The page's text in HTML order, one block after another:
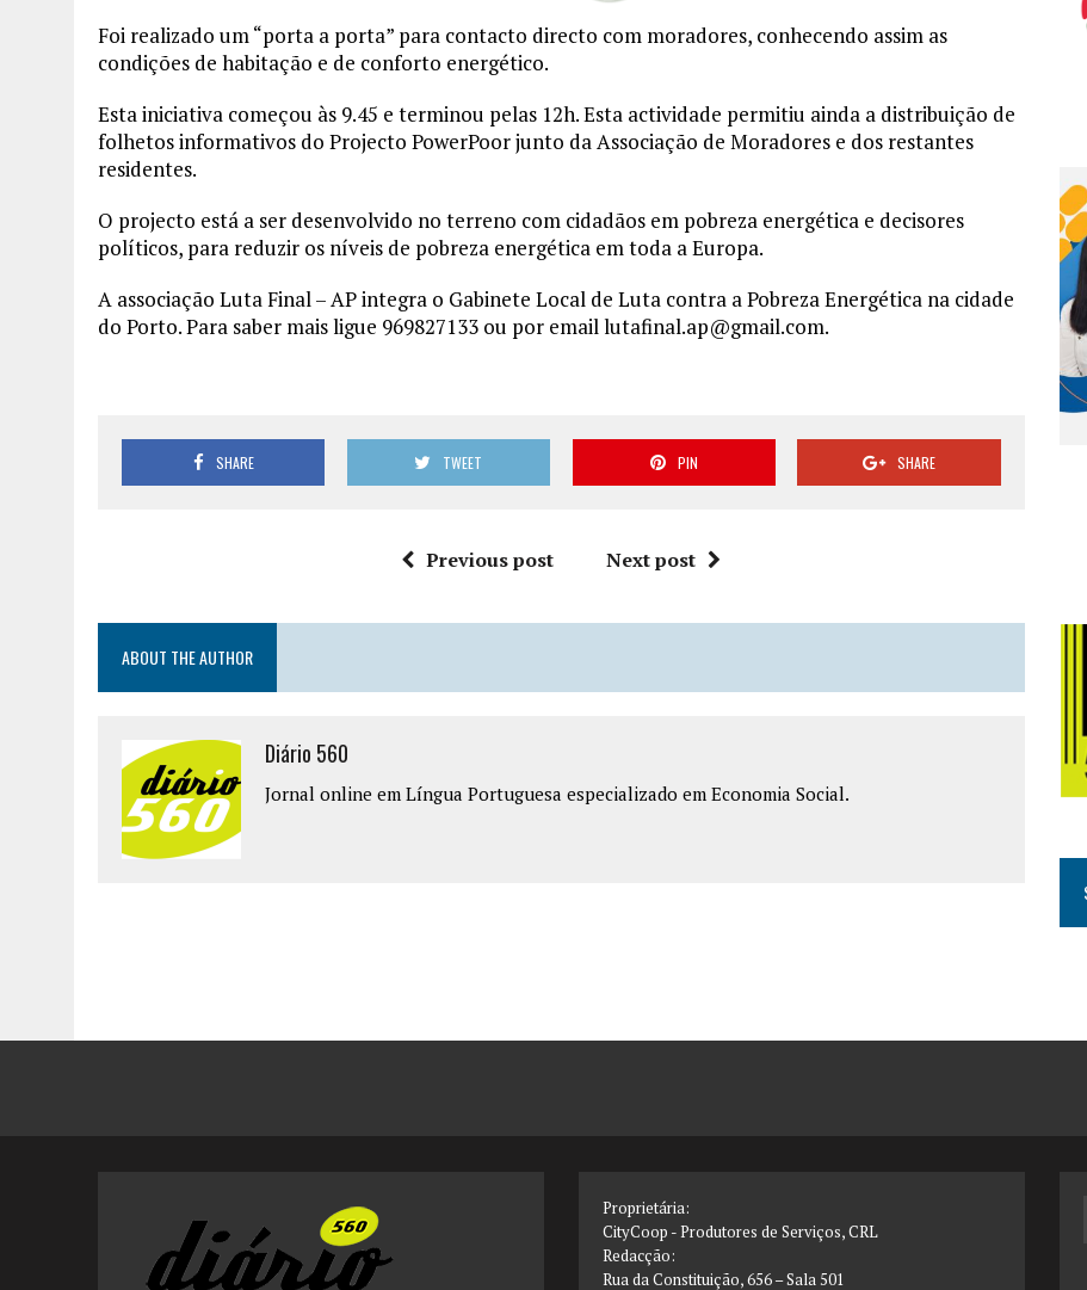
Foi realizado um “porta a porta” para contacto directo com moradores, conhecendo assim as
condições de habitação e de conforto energético.
Esta iniciativa começou às 9.45 e terminou pelas 12h. Esta actividade permitiu ainda a distribuição de
folhetos informativos do Projecto PowerPoor junto da Associação de Moradores e dos restantes
residentes.
O projecto está a ser desenvolvido no terreno com cidadãos em pobreza energética e decisores
políticos, para reduzir os níveis de pobreza energética em toda a Europa.
A associação Luta Final – AP integra o Gabinete Local de Luta contra a Pobreza Energética na cidade
do Porto. Para saber mais ligue 969827133 ou por email lutafinal.ap@gmail.com.
SHARE TWEET PIN SHARE
Previous post Next post
ABOUT THE AUTHOR
Diário 560
Jornal online em Língua Portuguesa especializado em Economia Social.
Proprietária:
CityCoop - Produtores de Serviços, CRL
Redacção:
Rua da Constituição, 656 – Sala 501